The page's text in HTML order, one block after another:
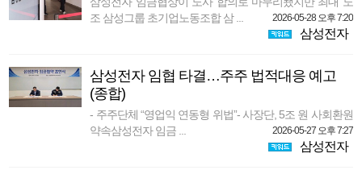
조 삼성그룹 초기업노동조합 삼 ...
2026-05-28 오후 7:20
삼성전자
삼성전자 임협 타결…주주 법적대응 예고
(종합)
- 주주단체 “영업익 연동형 위법”- 사장단, 5조 원 사회환원
약속삼성전자 임금 ...
2026-05-27 오후 7:27
삼성전자